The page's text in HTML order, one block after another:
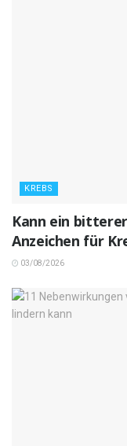
KREBS
Kann ein
Anzeichen für
03/08/2026